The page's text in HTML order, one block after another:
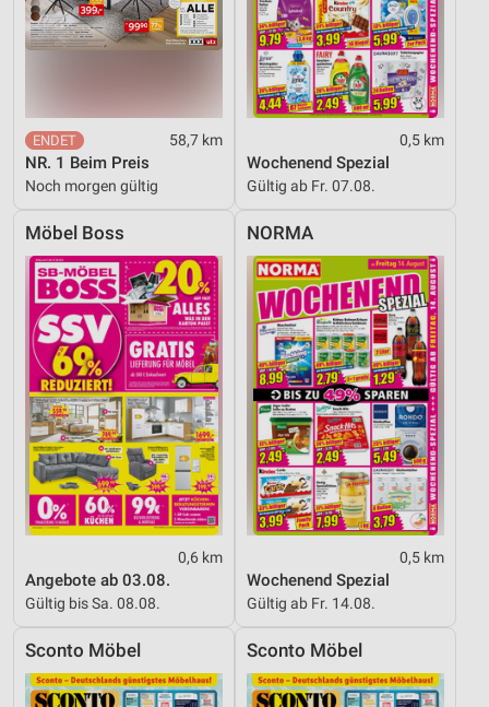
58,7 km
NR. 1 Beim Preis
Noch morgen gültig
0,5 km
Wochenend Spezial
Gültig ab Fr. 07.08.
Möbel Boss
0,6 km
Angebote ab 03.08.
Gültig bis Sa. 08.08.
NORMA
0,5 km
Wochenend Spezial
Gültig ab Fr. 14.08.
Sconto Möbel Sconto Möbel